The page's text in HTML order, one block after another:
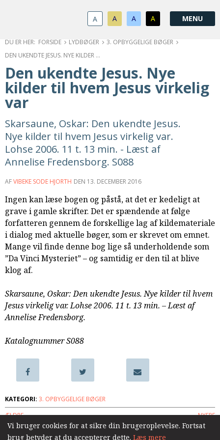
og
gå
indhold
forsiden
guide
for
1.2:
Bestyrelse
1.3:
Økonomi
1.5:
Privatlivspolitik
1.6:
Vedtægter
2.0:
Nyheder
3.0:
Kalender
4.0:
Kristeligt
Lydbibliotek
5.0:
Lydbøger
til
6.0:
Bibelen
7.0:
Arrangementer
7.1:
Sommerstævne
7.2:
Nordisk
samarbejde
8.0:
Støt
KABB!
9.0:
Links
indlæg:
Dyrebare
døgn
vandring
landskab
Når
troen
prøves
A A A A
FORSIDE LYDBØGER
3. OPBYGGELIGE BØGER
DEN UKENDTE JESUS. NYE KILDER TIL HVEM JESUS VIRKELIG VAR
Den ukendte Jesus. Nye
kilder til hvem Jesus virkelig
var
Skarsaune, Oskar: Den ukendte Jesus.
Nye kilder til hvem Jesus virkelig var.
Lohse 2006. 11 t. 13 min. - Læst af
Annelise Fredensborg. S088
AFVIBEKE SODE HJORTH DEN 13. DECEMBER 2016
Ingen kan læse bogen og påstå, at det er kedeligt at
grave i gamle skrifter. Det er spændende at følge
forfatteren gennem de forskellige lag af kildemateriale
i dialog med aktuelle bøger, som er skrevet om emnet.
Mange vil finde denne bog lige så underholdende som
”Da Vinci Mysteriet” – og samtidig er den til at blive
klog af.
Skarsaune, Oskar: Den ukendte Jesus. Nye kilder til hvem
Jesus virkelig var. Lohse 2006. 11 t. 13 min. – Læst af
Annelise Fredensborg.
Katalognummer S088
KATEGORI: 3. OPBYGGELIGE BØGER
ÆLDRE
NYERE
Vi bruger cookies for at sikre din brugeroplevelse. Fortsat
brug betyder at du accepterer dette. Læs mere